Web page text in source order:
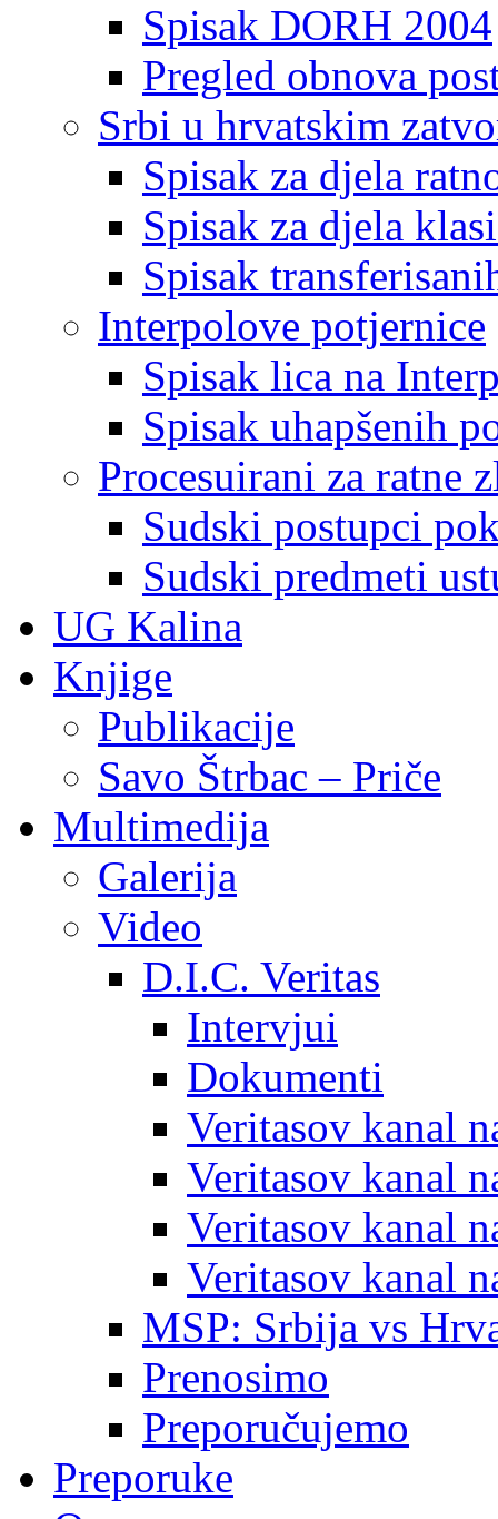
Spisak DORH 2004
Pregled obnova
Srbi u hrvatskim
Spisak za djela
Spisak za djela
Spisak
Interpolove potjernice
Spisak lica na
Spisak uhapšenih
Procesuirani za ratne
Sudski postupci
Sudski predmeti
UG Kalina
Knjige
Publikacije
Savo Štrbac – Priče
Multimedija
Galerija
Video
D.I.C. Veritas
Intervjui
Dokumenti
Veritasov kanal
Veritasov kanal
Veritasov kanal
Veritasov kanal
MSP: Srbija vs
Prenosimo
Preporučujemo
Preporuke